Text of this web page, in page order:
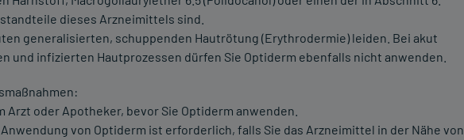
dieses Arzneimittels sind.
generalisierten, schuppenden Hautrötung (Erythrodermie) leiden. Bei akut
und infizierten Hautprozessen dürfen Sie Optiderm ebenfalls nicht anwenden.
Arzt oder Apotheker, bevor Sie Optiderm anwenden.
von Optiderm ist erforderlich, falls Sie das Arzneimittel in der Nähe von